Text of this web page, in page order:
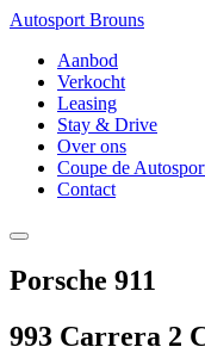
Autosport Brouns
Aanbod
Verkocht
Leasing
Stay & Drive
Over ons
Coupe de
Contact
Porsche 911
993 Carrera 2